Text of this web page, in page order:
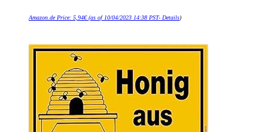
Amazon.de Price: 5,94€(as of 10/04/2023 14:38 PST- Details)